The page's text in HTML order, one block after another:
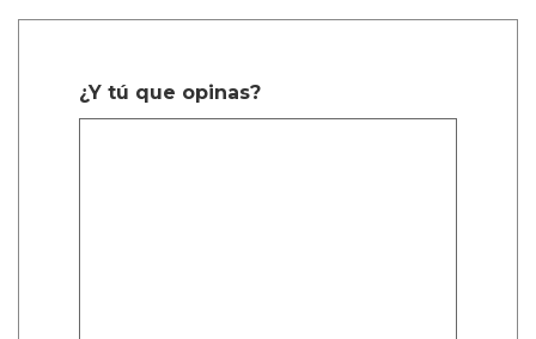
¿Y tú que opinas?